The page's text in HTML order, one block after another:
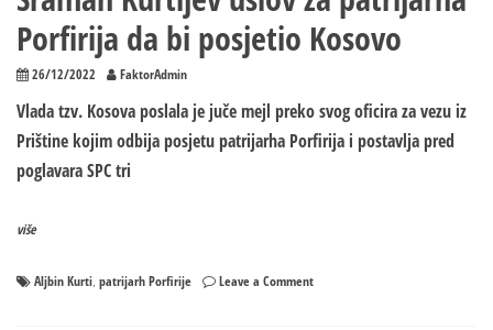
Porfirija da bi posjetio Kosovo
26/12/2022 FaktorAdmin
Vlada tzv. Kosova poslala je juče mejl preko svog oficira za vezu iz
Prištine kojim odbija posjetu patrijarha Porfirija i postavlja pred
poglavara SPC tri
više
Aljbin Kurti patrijarh Porfirije Leave a Commenton